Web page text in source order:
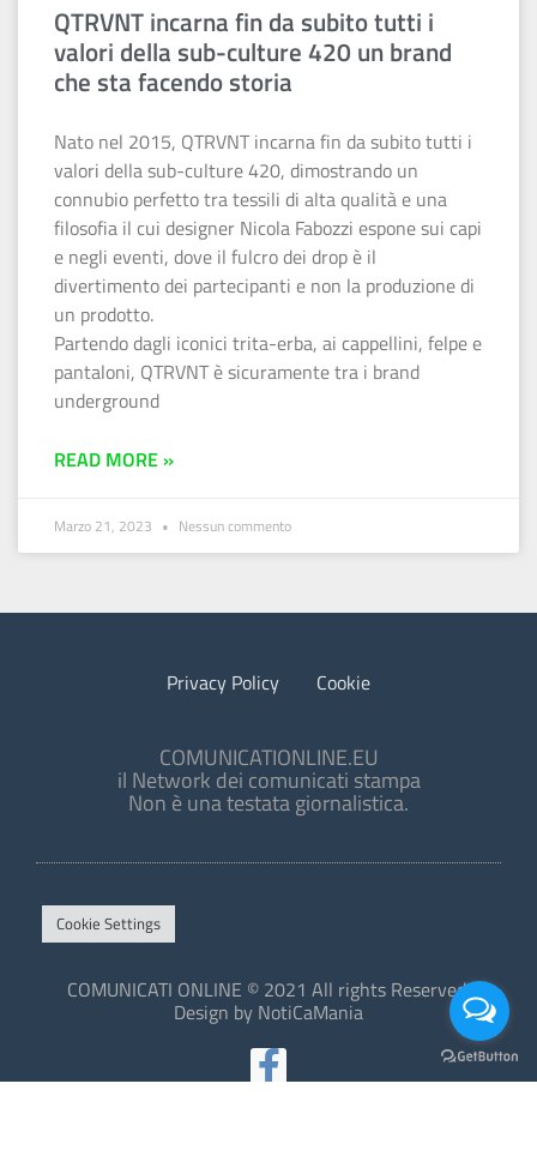
QTRVNT incarna fin da subito tutti i
valori della sub-culture 420 un brand
che sta facendo storia
Nato nel 2015, QTRVNT incarna fin da subito tutti i
valori della sub-culture 420, dimostrando un
connubio perfetto tra tessili di alta qualità e una
filosofia il cui designer Nicola Fabozzi espone sui capi
e negli eventi, dove il fulcro dei drop è il
divertimento dei partecipanti e non la produzione di
un prodotto.
Partendo dagli iconici trita-erba, ai cappellini, felpe e
pantaloni, QTRVNT è sicuramente tra i brand
underground
READ MORE »
Marzo 21, 2023 Nessun commento
Privacy Policy Cookie
COMUNICATIONLINE.EU
il Network dei comunicati stampa
Non è una testata giornalistica.
Cookie Settings
COMUNICATI ONLINE © 2021 All rights Reserved.
Design by NotiCaMania